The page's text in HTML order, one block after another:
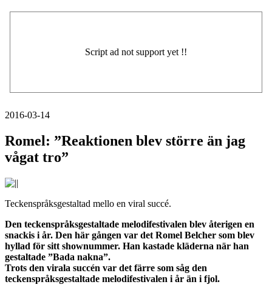
2016-03-14
Romel: ”Reaktionen blev större än jag
vågat tro”
Teckenspråksgestaltad mello en viral succé.
Den teckenspråksgestaltade melodifestivalen blev återigen en
snackis i år. Den här gången var det Romel Belcher som blev
hyllad för sitt shownummer. Han kastade kläderna när han
gestaltade ”Bada nakna”.
Trots den virala succén var det färre som såg den
teckenspråksgestaltade melodifestivalen i år än i fjol.